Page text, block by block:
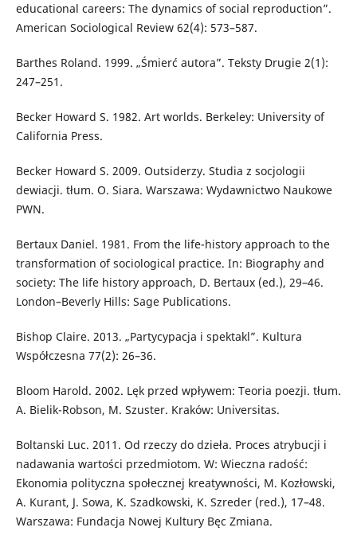
educational careers: The dynamics of social reproduction”.
American Sociological Review 62(4): 573–587.
Barthes Roland. 1999. „Śmierć autora”. Teksty Drugie 2(1):
247–251.
Becker Howard S. 1982. Art worlds. Berkeley: University of
California Press.
Becker Howard S. 2009. Outsiderzy. Studia z socjologii
dewiacji. tłum. O. Siara. Warszawa: Wydawnictwo Naukowe
PWN.
Bertaux Daniel. 1981. From the life-history approach to the
transformation of sociological practice. In: Biography and
society: The life history approach, D. Bertaux (ed.), 29–46.
London–Beverly Hills: Sage Publications.
Bishop Claire. 2013. „Partycypacja i spektakl”. Kultura
Współczesna 77(2): 26–36.
Bloom Harold. 2002. Lęk przed wpływem: Teoria poezji. tłum.
A. Bielik-Robson, M. Szuster. Kraków: Universitas.
Boltanski Luc. 2011. Od rzeczy do dzieła. Proces atrybucji i
nadawania wartości przedmiotom. W: Wieczna radość:
Ekonomia polityczna społecznej kreatywności, M. Kozłowski,
A. Kurant, J. Sowa, K. Szadkowski, K. Szreder (red.), 17–48.
Warszawa: Fundacja Nowej Kultury Bęc Zmiana.